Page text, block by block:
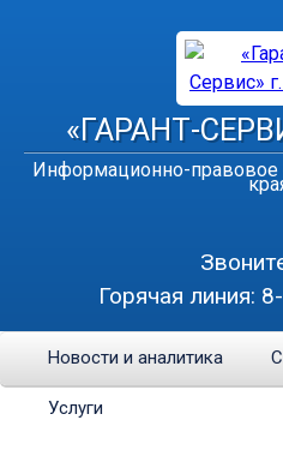
«ГАРАНТ-
Информационно-правовое
Горячая линия:
Новости и аналитика
Услуги